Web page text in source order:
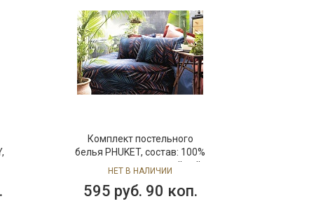
Комплект постельного
белья PHUKET, состав: 100%
хлопок, размер: семейный
НЕТ В НАЛИЧИИ
595 руб. 90 коп.